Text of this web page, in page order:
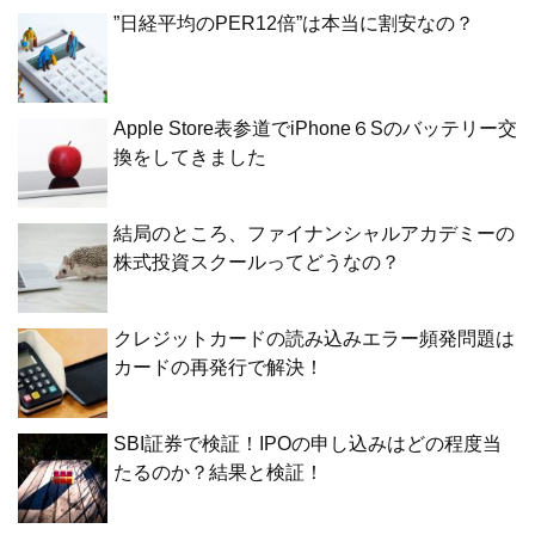
”日経平均のPER12倍”は本当に割安なの？
Apple Store表参道でiPhone６Sのバッテリー交
換をしてきました
結局のところ、ファイナンシャルアカデミーの
株式投資スクールってどうなの？
クレジットカードの読み込みエラー頻発問題は
カードの再発行で解決！
SBI証券で検証！IPOの申し込みはどの程度当
たるのか？結果と検証！